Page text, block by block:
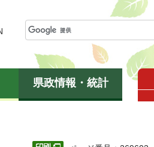
県政情報・統計